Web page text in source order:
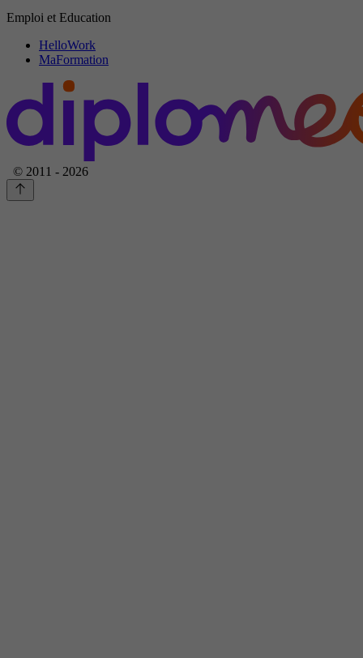
Emploi et Education
HelloWork
MaFormation
© 2011 - 2026